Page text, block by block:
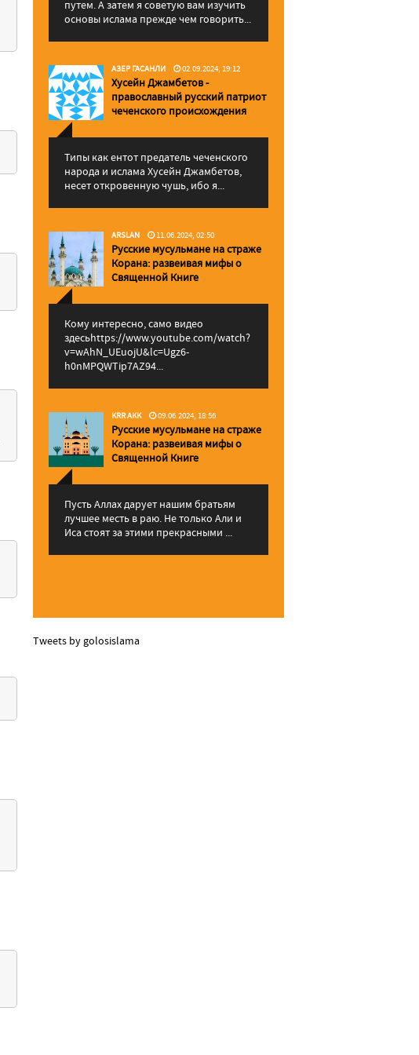
путем. А затем я советую вам изучить
основы ислама прежде чем говорить...
АЗЕР ГАСАНЛИ 02.09.2024, 19:12
Хусейн Джамбетов -
православный русский патриот
чеченского происхождения
Типы как ентот предатель чеченского
народа и ислама Хусейн Джамбетов,
несет откровенную чушь, ибо я...
ARSLAN 11.06.2024, 02:50
Русские мусульмане на страже
Корана: pазвеивая мифы о
Священной Книге
Кому интересно, само видео
здесьhttps://www.youtube.com/watch?
v=wAhN_UEuojU&lc=Ugz6-
h0nMPQWTip7AZ94...
KRR AKK 09.06.2024, 18:56
Русские мусульмане на страже
Корана: pазвеивая мифы о
Священной Книге
Пусть Аллах дарует нашим братьям
лучшее месть в раю. Не только Али и
Иса стоят за этими прекрасными ...
Tweets by golosislama